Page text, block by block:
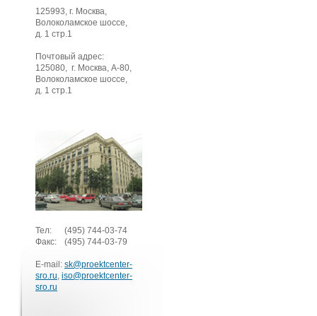
125993, г. Москва,
Волоколамское шоссе,
д. 1 стр.1
Почтовый адрес:
125080, г. Москва, А-80,
Волоколамское шоссе,
д. 1 стр.1
Тел: (495) 744-03-74
Факс:
(495) 744-03-79
E-mail: sk@proektcenter-
sro.ru, iso@proektcenter-
sro.ru